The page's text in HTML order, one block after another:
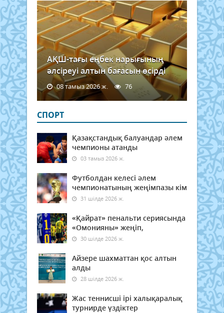
АҚШ-тағы еңбек нарығының
әлсіреуі алтын бағасын өсірді
08 тамыз 2026 ж. 76
СПОРТ
Қазақстандық балуандар әлем
чемпионы атанды
03 тамыз 2026 ж.
Футболдан келесі әлем
чемпионатының жеңімпазы кім
31 шілде 2026 ж.
«Қайрат» пенальти сериясында
«Омонияны» жеңіп,
30 шілде 2026 ж.
Айзере шахматтан қос алтын
алды
28 шілде 2026 ж.
Жас теннисші ірі халықаралық
турнирде үздіктер